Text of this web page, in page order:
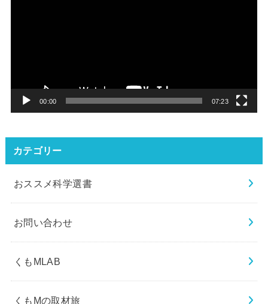
00:00 07:23
カテゴリー
おススメ科学選書
お問い合わせ
くもMLAB
くもMの取材旅